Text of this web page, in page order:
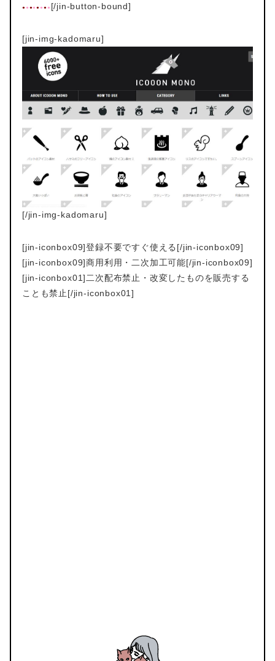
● ● ●●●● ● ● [/jin-button-bound]
[jin-img-kadomaru]
[/jin-img-kadomaru]
[jin-iconbox09]登録不要ですぐ使える[/jin-iconbox09]
[jin-iconbox09]商用利用・二次加工可能[/jin-iconbox09]
[jin-iconbox01]二次配布禁止・改変したものを販売する
ことも禁止[/jin-iconbox01]